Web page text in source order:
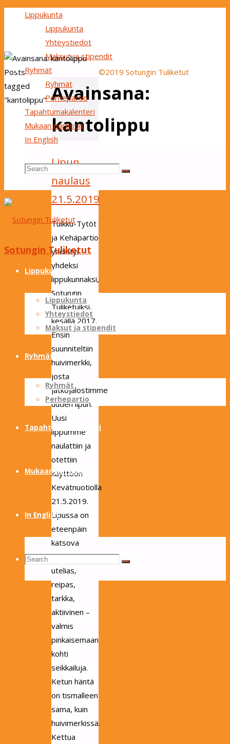
Lippukunta
Lippukunta
Yhteystiedot
Maksut ja stipendit
Ryhmät
Ryhmät
Perhepartio
Tapahtumakalenteri
Mukaan partioon
In English
Search
Search
Search
Sotungin Tuliketut
Skip
Lippukunta
Lippukunta
Yhteystiedot
Maksut ja stipendit
Ryhmät
Ryhmät
Perhepartio
Tapahtumakalenteri
Mukaan partioon
In English
Search
Search
Search
Home
Posts
tagged
"kantolippu" Avainsana:
kantolippu
Lipun
naulaus
21.5.2019
Tuikku-Tytöt
ja Kehäpartio
yhdistyi
yhdeksi
lippukunnaksi,
Sotungin
Tuliketuiksi,
kesällä 2017.
Ensin
suunniteltiin
huivimerkki,
josta
jatkojalostimme
uuden lipun.
Uusi
lippumme
naulattiin ja
otettiin
käyttöön
Kevätnuotiolla
21.5.2019.
Lipussa on
eteenpäin
katsova
kettu; se on
utelias,
reipas,
tarkka,
aktiivinen –
valmis
pinkaisemaan
kohti
seikkailuja.
Ketun häntä
on tismalleen
sama, kuin
huivimerkissä.
Kettua
©2019 Sotungin Tuliketut
to